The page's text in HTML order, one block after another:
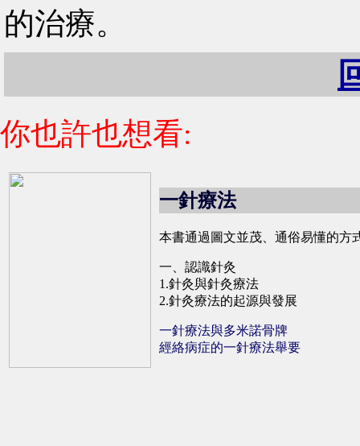
的治療。
你也許也想看:
一針療法
本書通過圖文並茂、通俗易懂的方
一、認識針灸
1.針灸與針灸療法
2.針灸療法的起源與發展
一針療法與多米諾骨牌
經絡病症的一針療法舉要